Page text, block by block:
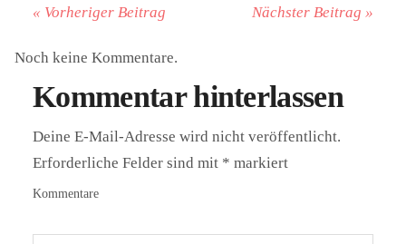
« Vorheriger Beitrag Nächster Beitrag »
Noch keine Kommentare.
Kommentar hinterlassen
Deine E-Mail-Adresse wird nicht veröffentlicht.
Erforderliche Felder sind mit * markiert
Kommentare